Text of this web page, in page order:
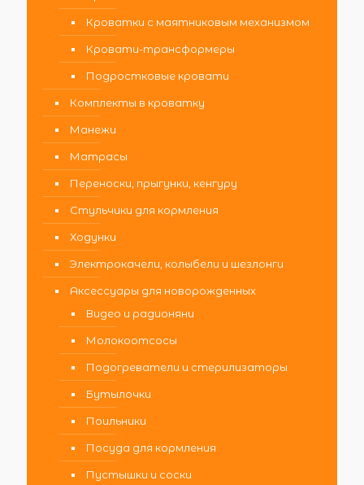
Кроватки с маятниковым механизмом
Кровати-трансформеры
Подростковые кровати
Комплекты в кроватку
Манежи
Матрасы
Переноски, прыгунки, кенгуру
Стульчики для кормления
Ходунки
Электрокачели, колыбели и шезлонги
Аксессуары для новорожденных
Видео и радионяни
Молокоотсосы
Подогреватели и стерилизаторы
Бутылочки
Поильники
Посуда для кормления
Пустышки и соски